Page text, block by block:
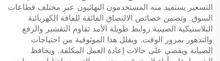
التسعير يستفيد منه المستخدمون النهائيون عبر مختلف قطاعات
السوق. وتضمن خصائص الالتصاق الفائقة للفافة الكهربائية
البلاستيكية الصينية روابط طويلة الأمد تقاوم التقشير والرفع
والتدهور بمرور الوقت. ويقلل هذا الموثوقية من احتياجات
الصيانة ويقضي على حالات إعادة العمل المكلفة. ويحافظ